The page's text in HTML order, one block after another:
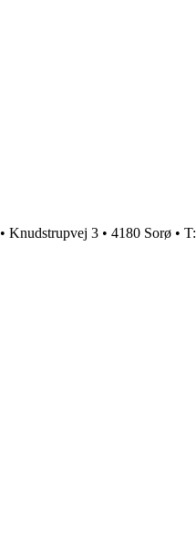
• Knudstrupvej 3 • 4180 Sorø • T: